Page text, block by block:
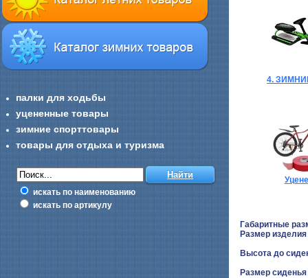
палки для ходьбы
уцененные товары
зимние спорттовары
товары для отдыха и туризма
искать по наименованию
искать по артикулу
4.
Габаритные
Размер
Высота до
Размер